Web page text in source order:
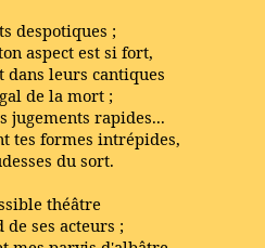
despotiques ;
aspect est si fort,
leurs cantiques
de la mort ;
jugements rapides...
tes formes intrépides,
du sort.
théâtre
ses acteurs ;